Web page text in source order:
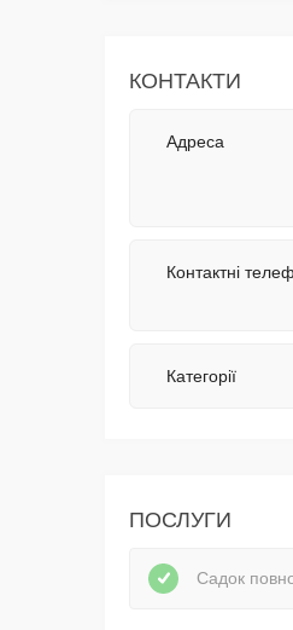
КОНТАКТИ
Адреса
Контактні
Категорії
ПОСЛУГИ
Садок